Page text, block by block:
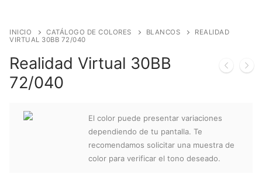
INICIO CATÁLOGO DE COLORES BLANCOS
REALIDAD
VIRTUAL 30BB 72/040
Realidad Virtual 30BB
72/040
El color puede presentar variaciones
dependiendo de tu pantalla. Te
recomendamos solicitar una muestra de
color para verificar el tono deseado.